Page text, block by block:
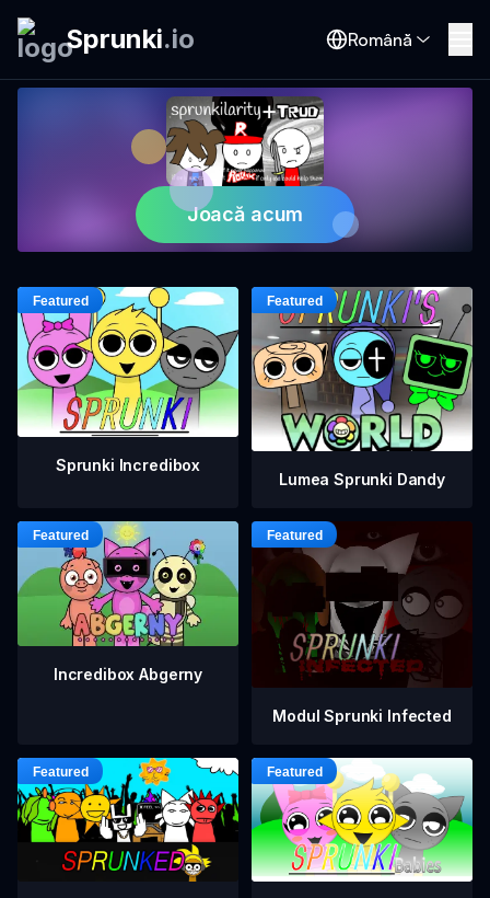
Sprunki.io Română
Joacă acum
Sprunki Incredibox
Lumea Sprunki Dandy
Incredibox Abgerny
Modul Sprunki Infected